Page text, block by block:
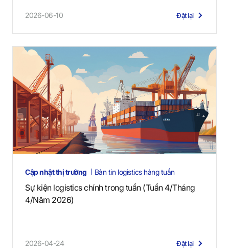
2026-06-10 Đặt lại
Cập nhật thị trường Bản tin logistics hàng tuần
Sự kiện logistics chính trong tuần (Tuần 4/Tháng
4/Năm 2026)
2026-04-24 Đặt lại